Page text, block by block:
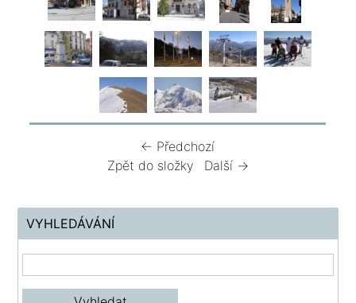
← Předchozí
Zpět do složky
Další →
VYHLEDÁVÁNÍ